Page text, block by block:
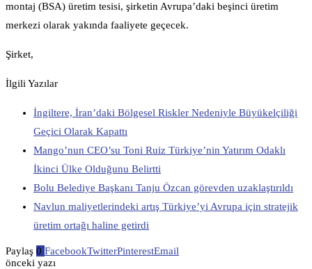
montaj (BSA) üretim tesisi, şirketin Avrupa’daki beşinci üretim
merkezi olarak yakında faaliyete geçecek.
Şirket,
İlgili Yazılar
İngiltere, İran’daki Bölgesel Riskler Nedeniyle Büyükelçiliği
Geçici Olarak Kapattı
Mango’nun CEO’su Toni Ruiz Türkiye’nin Yatırım Odaklı
İkinci Ülke Olduğunu Belirtti
Bolu Belediye Başkanı Tanju Özcan görevden uzaklaştırıldı
Navlun maliyetlerindeki artış Türkiye’yi Avrupa için stratejik
üretim ortağı haline getirdi
Paylaş 0 FacebookTwitterPinterestEmail
önceki yazı